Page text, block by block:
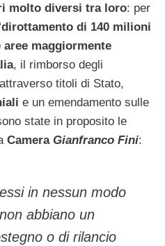
molto diversi tra loro: per
dirottamento di 140 milioni
maggiormente
, il rimborso degli
attraverso titoli di Stato,
e un emendamento sulle
state in proposito le
Camera Gianfranco Fini:
in nessun modo
abbiano un
o di rilancio